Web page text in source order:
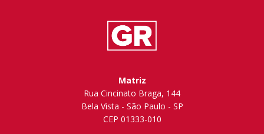
Matriz
Rua Cincinato Braga, 144
Bela Vista - São Paulo - SP
CEP 01333-010